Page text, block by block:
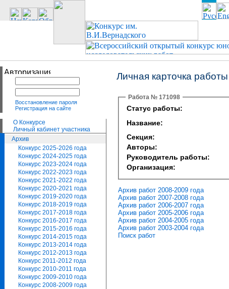
Восстановление пароля
Регистрация на сайте
О Конкурсе
Личный кабинет участника
Архив
Конкурс 2025-2026 года
Конкурс 2024-2025 года
Конкурс 2023-2024 года
Конкурс 2022-2023 года
Конкурс 2021-2022 года
Конкурс 2020-2021 года
Конкурс 2019-2020 года
Конкурс 2018-2019 года
Конкурс 2017-2018 года
Конкурс 2016-2017 года
Конкурс 2015-2016 года
Конкурс 2014-2015 года
Конкурс 2013-2014 года
Конкурс 2012-2013 года
Конкурс 2011-2012 года
Конкурс 2010-2011 года
Конкурс 2009-2010 года
Конкурс 2008-2009 года
Личная карточка работы
Работа № 171098
Статус работы:
Название:
Секция:
Авторы:
Руководитель работы:
Организация:
Архив работ 2008-2009 года
Архив работ 2007-2008 года
Архив работ 2006-2007 года
Архив работ 2005-2006 года
Архив работ 2004-2005 года
Архив работ 2003-2004 года
Поиск работ